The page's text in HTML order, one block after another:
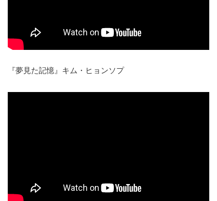
『夢見た記憶』キム・ヒョンソプ